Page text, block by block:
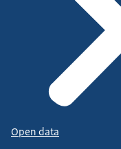
Open data